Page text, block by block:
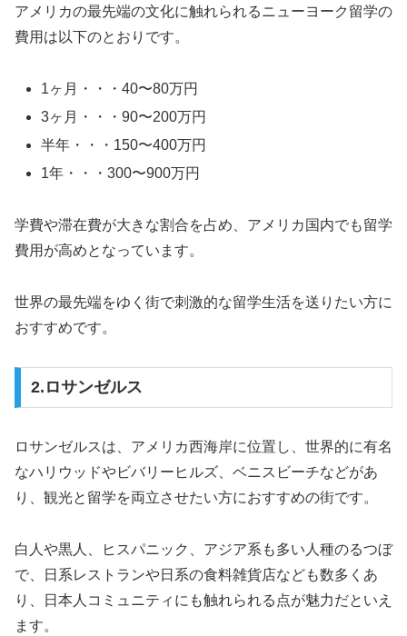
アメリカの最先端の文化に触れられるニューヨーク留学の
費用は以下のとおりです。
1ヶ月・・・40〜80万円
3ヶ月・・・90〜200万円
半年・・・150〜400万円
1年・・・300〜900万円
学費や滞在費が大きな割合を占め、アメリカ国内でも留学
費用が高めとなっています。
世界の最先端をゆく街で刺激的な留学生活を送りたい方に
おすすめです。
2.ロサンゼルス
ロサンゼルスは、アメリカ西海岸に位置し、世界的に有名
なハリウッドやビバリーヒルズ、ベニスビーチなどがあ
り、観光と留学を両立させたい方におすすめの街です。
白人や黒人、ヒスパニック、アジア系も多い人種のるつぼ
で、日系レストランや日系の食料雑貨店なども数多くあ
り、日本人コミュニティにも触れられる点が魅力だといえ
ます。